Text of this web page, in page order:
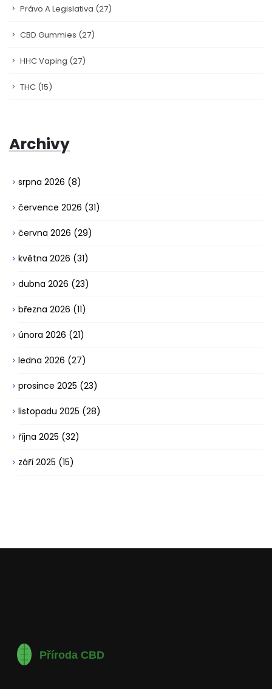
Právo A Legislativa (27)
CBD Gummies (27)
HHC Vaping (27)
THC (15)
Archivy
srpna 2026 (8)
července 2026 (31)
června 2026 (29)
května 2026 (31)
dubna 2026 (23)
března 2026 (11)
února 2026 (21)
ledna 2026 (27)
prosince 2025 (23)
listopadu 2025 (28)
října 2025 (32)
září 2025 (15)